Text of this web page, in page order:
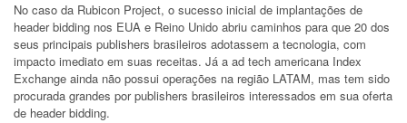
No caso da Rubicon Project, o sucesso inicial de implantações de
header bidding nos EUA e Reino Unido abriu caminhos para que 20 dos
seus principais publishers brasileiros adotassem a tecnologia, com
impacto imediato em suas receitas. Já a ad tech americana Index
Exchange ainda não possui operações na região LATAM, mas tem sido
procurada grandes por publishers brasileiros interessados em sua oferta
de header bidding.